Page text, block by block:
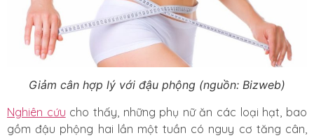
Giảm cân hợp lý với đậu phộng (nguồn: Bizweb)
Nghiên cứu cho thấy, những phụ nữ ăn các loại hạt, bao
gồm đậu phộng hai lần một tuần có nguy cơ tăng cân,